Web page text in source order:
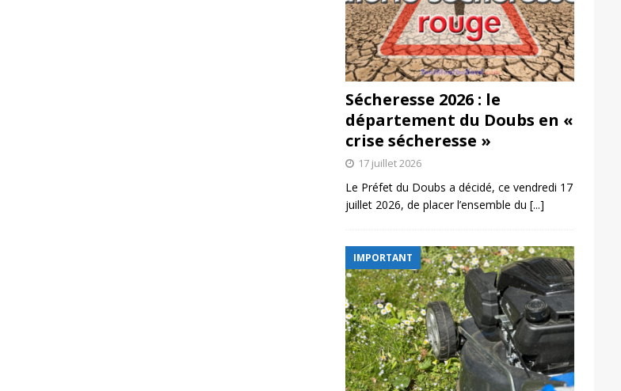
Sécheresse 2026 : le
département du Doubs en «
crise sécheresse »
17 juillet 2026
Le Préfet du Doubs a décidé, ce vendredi 17
juillet 2026, de placer l’ensemble du [...]
IMPORTANT